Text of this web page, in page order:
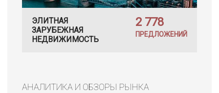
ЭЛИТНАЯ
ЗАРУБЕЖНАЯ
НЕДВИЖИМОСТЬ
2 778
ПРЕДЛОЖЕНИЙ
АНАЛИТИКА И ОБЗОРЫ РЫНКА